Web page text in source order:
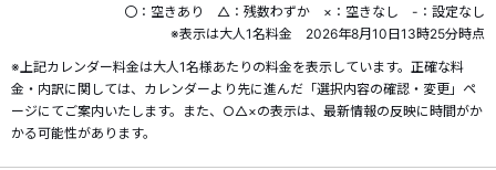
〇：空きあり △：残数わずか ×：空きなし -：設定なし
※表示は大人1名料金 2026年8月10日13時25分時点
※上記カレンダー料金は大人1名様あたりの料金を表示しています。正確な料
金・内訳に関しては、カレンダーより先に進んだ「選択内容の確認・変更」ペ
ージにてご案内いたします。また、○△×の表示は、最新情報の反映に時間がか
かる可能性があります。